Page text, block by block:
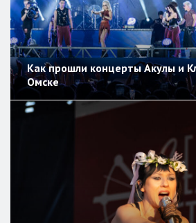
Как прошли концерты Акулы и
Омске